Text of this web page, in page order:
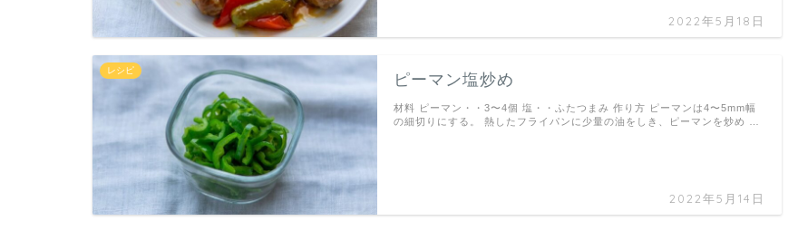
2022年5月18日
レシピ
ピーマン塩炒め
2022年5月14日
材料 ピーマン・・3〜4個 塩・・ふたつまみ 作り方 ピーマンは4〜5mm幅
の細切りにする。 熱したフライパンに少量の油をしき、ピーマンを炒め …